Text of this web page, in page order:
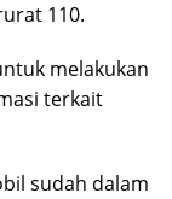
110.
melakukan
terkait
sudah dalam